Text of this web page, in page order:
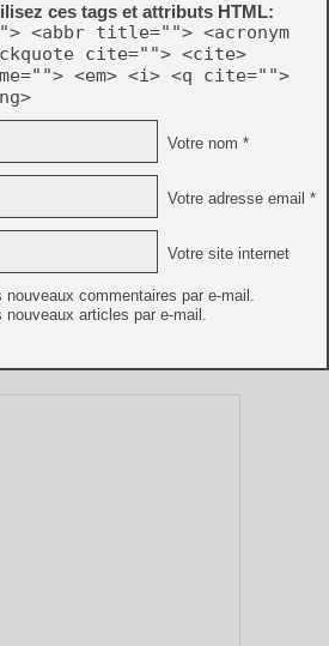
ces tags et attributs HTML:
<abbr title=""> <acronym
cite=""> <cite>
<em> <i> <q cite="">
Votre nom *
Votre adresse email *
Votre site internet
nouveaux commentaires par e-mail.
nouveaux articles par e-mail.